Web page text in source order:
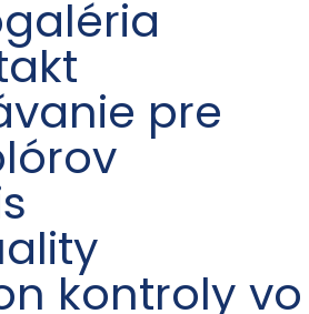
pre
kontroly vo